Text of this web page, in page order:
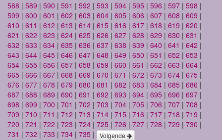
588 | 589 | 590 | 591 | 592 | 593 | 594 | 595 | 596 | 597 | 598 |
599 | 600 | 601 | 602 | 603 | 604 | 605 | 606 | 607 | 608 | 609 |
610 | 611 | 612 | 613 | 614 | 615 | 616 | 617 | 618 | 619 | 620 |
621 | 622 | 623 | 624 | 625 | 626 | 627 | 628 | 629 | 630 | 631 |
632 | 633 | 634 | 635 | 636 | 637 | 638 | 639 | 640 | 641 | 642 |
643 | 644 | 645 | 646 | 647 | 648 | 649 | 650 | 651 | 652 | 653 |
654 | 655 | 656 | 657 | 658 | 659 | 660 | 661 | 662 | 663 | 664 |
665 | 666 | 667 | 668 | 669 | 670 | 671 | 672 | 673 | 674 | 675 |
676 | 677 | 678 | 679 | 680 | 681 | 682 | 683 | 684 | 685 | 686 |
687 | 688 | 689 | 690 | 691 | 692 | 693 | 694 | 695 | 696 | 697 |
698 | 699 | 700 | 701 | 702 | 703 | 704 | 705 | 706 | 707 | 708 |
709 | 710 | 711 | 712 | 713 | 714 | 715 | 716 | 717 | 718 | 719 |
720 | 721 | 722 | 723 | 724 | 725 | 726 | 727 | 728 | 729 | 730 |
731 | 732 | 733 | 734 | 735 | Volgende